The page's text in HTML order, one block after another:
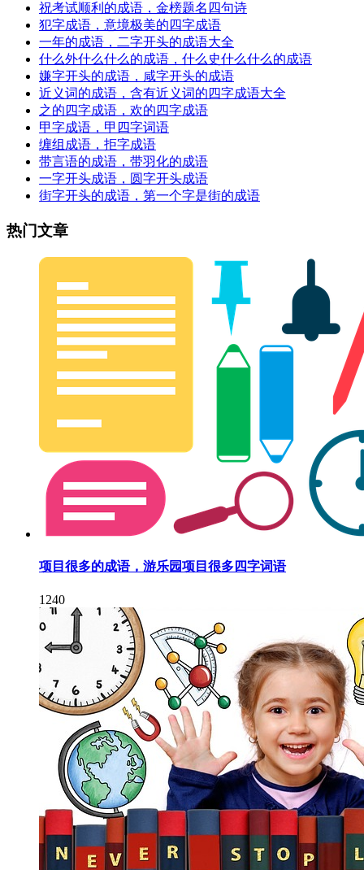
祝考试顺利的成语，金榜题名四句诗
犯字成语，意境极美的四字成语
一年的成语，二字开头的成语大全
什么外什么什么的成语，什么史什么什么的成语
嫌字开头的成语，咸字开头的成语
近义词的成语，含有近义词的四字成语大全
之的四字成语，欢的四字成语
甲字成语，甲四字词语
缠组成语，拒字成语
带言语的成语，带羽化的成语
一字开头成语，圆字开头成语
街字开头的成语，第一个字是街的成语
热门文章
项目很多的成语，游乐园项目很多四字词语
1240